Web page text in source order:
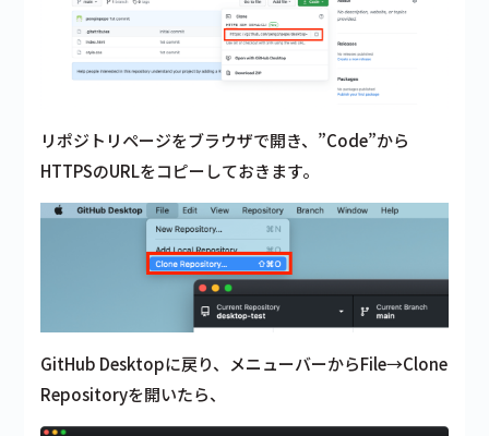
リポジトリページをブラウザで開き、”Code”から
HTTPSのURLをコピーしておきます。
GitHub Desktopに戻り、メニューバーからFile→Clone
Repositoryを開いたら、